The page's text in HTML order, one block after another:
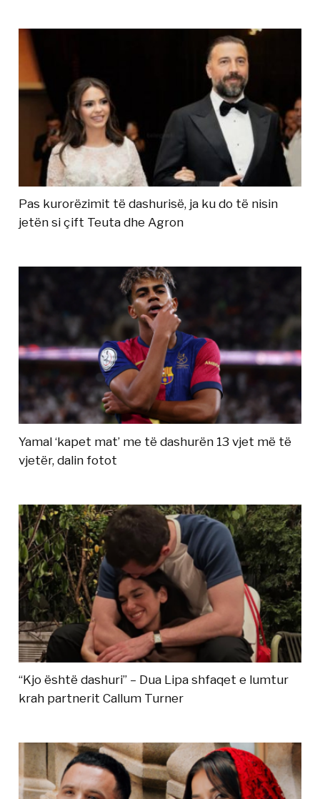
Pas kurorëzimit të dashurisë, ja ku do të nisin
jetën si çift Teuta dhe Agron
Yamal ‘kapet mat’ me të dashurën 13 vjet më të
vjetër, dalin fotot
“Kjo është dashuri” – Dua Lipa shfaqet e lumtur
krah partnerit Callum Turner